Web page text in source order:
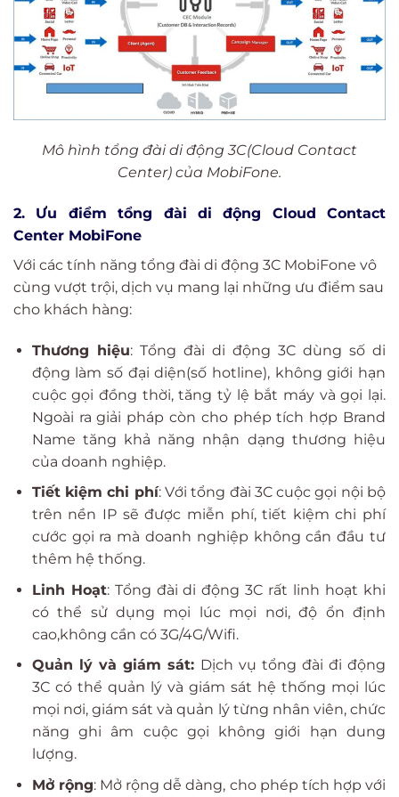
Mô hình tổng đài di động 3C(Cloud Contact
Center) của MobiFone.
2. Ưu điểm tổng đài di động Cloud Contact
Center MobiFone
Với các tính năng tổng đài di động 3C MobiFone vô
cùng vượt trội, dịch vụ mang lại những ưu điểm sau
cho khách hàng:
Thương hiệu: Tổng đài di động 3C dùng số di
động làm số đại diện(số hotline), không giới hạn
cuộc gọi đồng thời, tăng tỷ lệ bắt máy và gọi lại.
Ngoài ra giải pháp còn cho phép tích hợp Brand
Name tăng khả năng nhận dạng thương hiệu
của doanh nghiệp.
Tiết kiệm chi phí: Với tổng đài 3C cuộc gọi nội bộ
trên nền IP sẽ được miễn phí, tiết kiệm chi phí
cước gọi ra mà doanh nghiệp không cần đầu tư
thêm hệ thống.
Linh Hoạt: Tổng đài di động 3C rất linh hoạt khi
có thể sử dụng mọi lúc mọi nơi, độ ổn định
cao,không cần có 3G/4G/Wifi.
Quản lý và giám sát: Dịch vụ tổng đài đi động
3C có thể quản lý và giám sát hệ thống mọi lúc
mọi nơi, giám sát và quản lý từng nhân viên, chức
năng ghi âm cuộc gọi không giới hạn dung
lượng.
Mở rộng: Mở rộng dễ dàng, cho phép tích hợp với